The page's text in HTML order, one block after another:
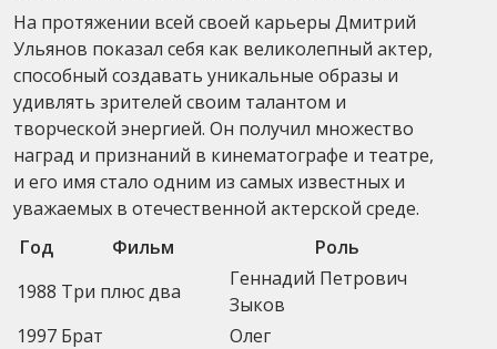
На протяжении всей своей карьеры Дмитрий
Ульянов показал себя как великолепный актер,
способный создавать уникальные образы и
удивлять зрителей своим талантом и
творческой энергией. Он получил множество
наград и признаний в кинематографе и театре,
и его имя стало одним из самых известных и
уважаемых в отечественной актерской среде.
Год
Фильм
Роль
1988 Три плюс два
Геннадий Петрович
Зыков
1997 Брат
Олег